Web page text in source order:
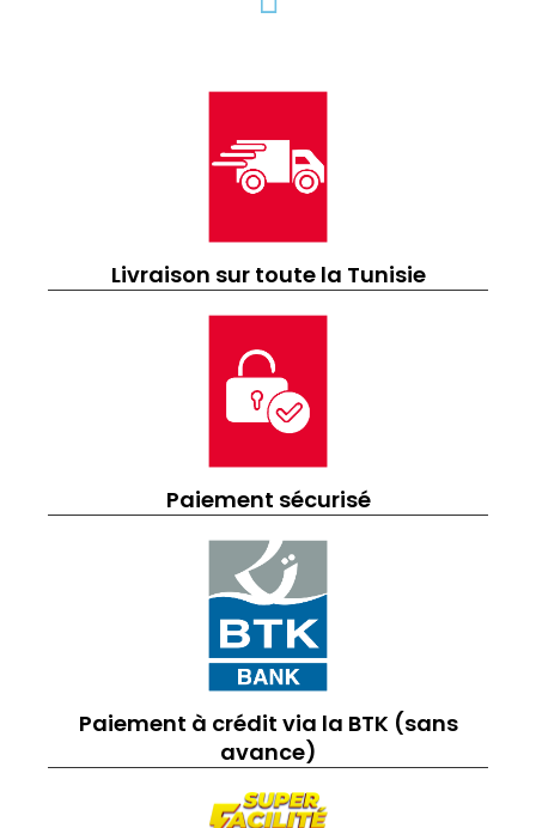
Livraison sur toute la Tunisie
Paiement sécurisé
Paiement à crédit via la BTK (sans
avance)